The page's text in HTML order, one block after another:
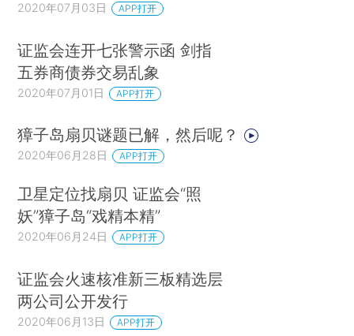
2020年07月03日 APP打开
证监会连开七张警示函 剑指
五券商债券交易乱象
2020年07月01日 APP打开
獐子岛扇贝谜题已解，然后呢？
2020年06月28日 APP打开
卫星定位找扇贝 证监会“照
妖”獐子岛“戏精本精”
2020年06月24日 APP打开
证监会火速核准新三板精选层
两公司公开发行
2020年06月13日 APP打开